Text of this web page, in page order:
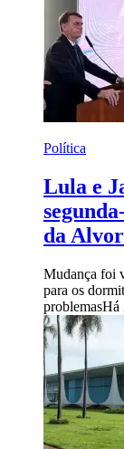
Política
Lula e
da
Mudança foi
para os
problemasHá